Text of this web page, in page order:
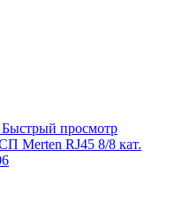
Быстрый просмотр
Merten RJ45 8/8 кат.